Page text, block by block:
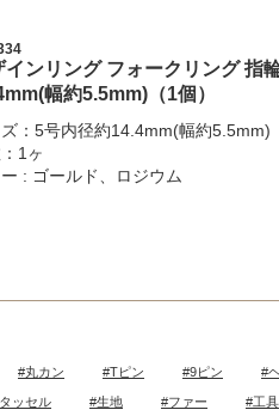
インリング フォークリング 指
幅約5.5mm)（1個）
：5号内径約14.4mm(幅約5.5mm)
1ヶ
: ゴールド、ロジウム
#丸カン #Tピン #9ピン #
ッセル #生地 #ファー #工具